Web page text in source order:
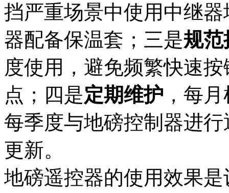
挡严重场景中使用中继
器配备保温套；三是规范
度使用，避免频繁快速
点；四是定期维护 ，每
每季度与地磅控制器进
更新。​
地磅遥控器的使用效果